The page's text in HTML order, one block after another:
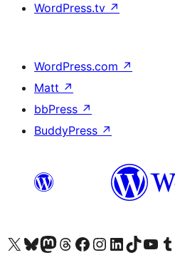
WordPress.tv ↗
WordPress.com ↗
Matt ↗
bbPress ↗
BuddyPress ↗
Odwiedź nasze konto X (dawniej Twitter)
Odwiedź nasze konto Bluesky
Odwiedź nasze konto na Mastodoncie
Odwiedź naszego Threadsa
Odwiedź naszego Facebooka
Odwiedź nasze konto na
Odwiedź nasze konto na LinkedIn
Odwiedź naszego
Odwiedź nasz